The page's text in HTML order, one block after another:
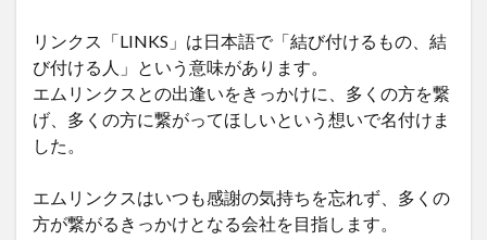
リンクス「LINKS」は日本語で「結び付けるもの、結
び付ける人」という意味があります。
エムリンクスとの出逢いをきっかけに、多くの方を繋
げ、多くの方に繋がってほしいという想いで名付けま
した。
エムリンクスはいつも感謝の気持ちを忘れず、多くの
方が繋がるきっかけとなる会社を目指します。